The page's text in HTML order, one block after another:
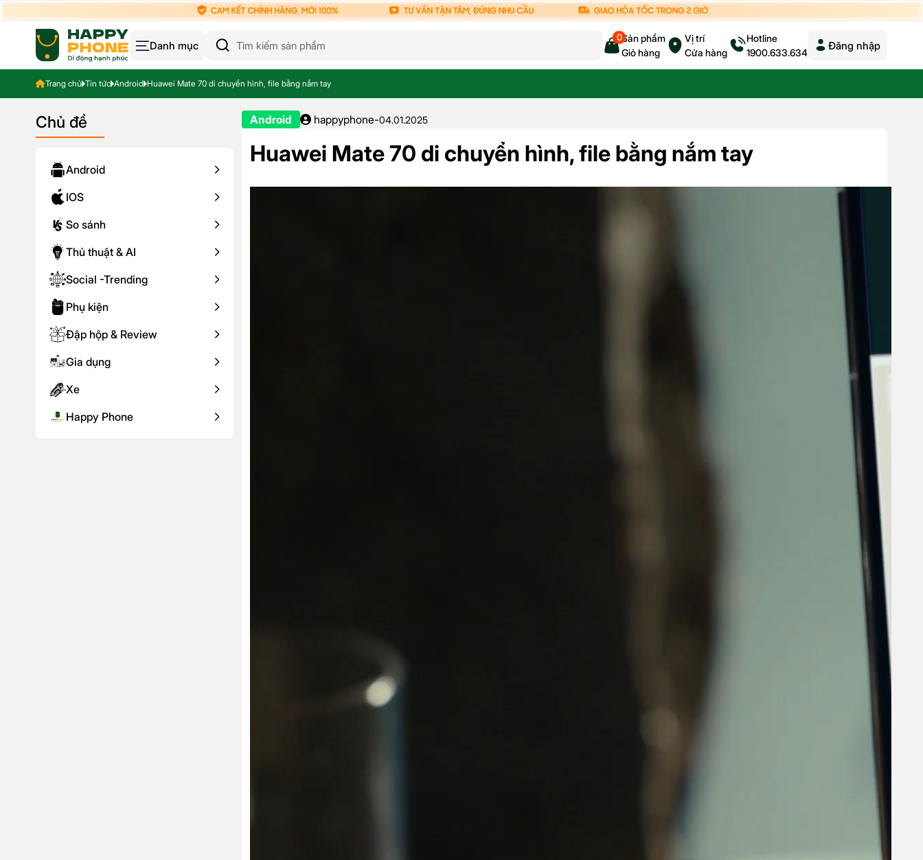
Danh mục
0Sản phẩm
Giỏ hàng
Vị trí
Cửa hàng
Hotline
1900.633.634
Đăng nhập
Trang chủ Tin tức Android Huawei Mate 70 di chuyển hình, file bằng nắm tay
Chủ đề
Android
IOS
So sánh
Thủ thuật & AI
Social -Trending
Phụ kiện
Đập hộp & Review
Gia dụng
Xe
Happy Phone
Android happyphone-04.01.2025
Huawei Mate 70 di chuyển hình, file bằng nắm tay